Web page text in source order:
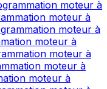
moteur à
moteur à
moteur à
moteur à
moteur à
moteur à
moteur à